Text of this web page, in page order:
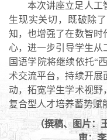
本次讲座立足人工
生现实关切，既破除
知，也增强了在数智时
心，进一步引导学生从
国语学院将继续依托“
术交流平台，持续开展
动，拓宽学生学术视野
复合型人才培养蓄势赋
（撰稿、图片：